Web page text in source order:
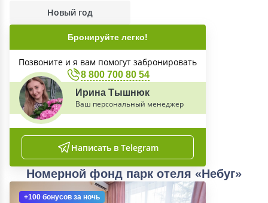
Новый год
Бронируйте легко!
Позвоните и я вам помогут забронировать
8 800 700 80 54
Ирина Тышнюк
Ваш персональный менеджер
Написать в Telegram
Номерной фонд парк отеля «Небуг»
+100 бонусов за ночь